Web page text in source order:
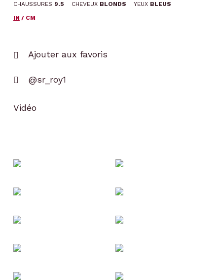
CHAUSSURES 9.5 CHEVEUX BLONDS YEUX BLEUS
IN / CM
Ajouter aux favoris
@sr_roy1
Vidéo